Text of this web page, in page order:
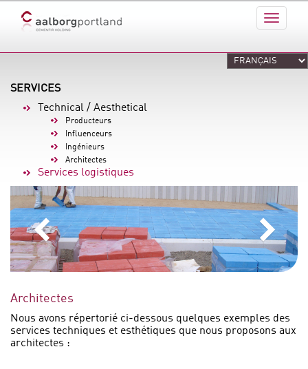
SERVICES
Technical / Aesthetical
Producteurs
Influenceurs
Ingénieurs
Architectes
Services logistiques
Architectes
Nous avons répertorié ci-dessous quelques exemples des
services techniques et esthétiques que nous proposons aux
architectes :